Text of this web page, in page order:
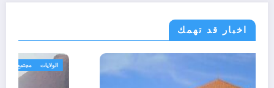
اخبار قد تهمك